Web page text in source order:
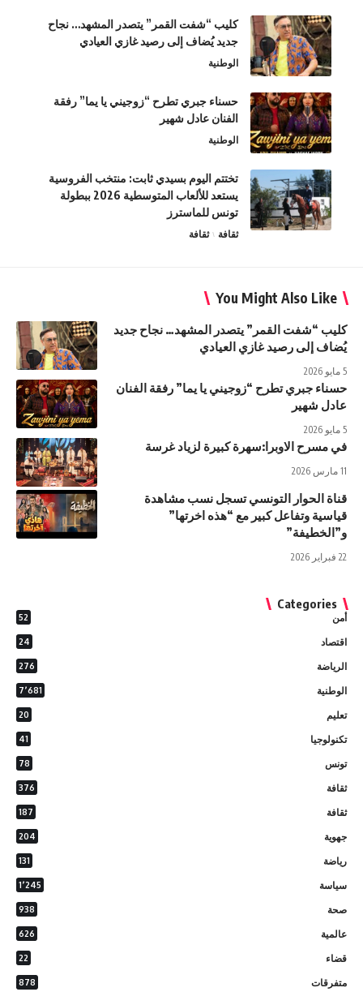
كليب “شفت القمر” يتصدر المشهد… نجاح
جديد يُضاف إلى رصيد غازي العيادي
الوطنية
حسناء جبري تطرح “زوجيني يا يما” رفقة
الفنان عادل شهير
الوطنية
تختتم اليوم بسيدي ثابت: منتخب الفروسية
يستعد للألعاب المتوسطية 2026 ببطولة
تونس للماسترز
ثقافة ثقافة
You Might Also Like
كليب “شفت القمر” يتصدر المشهد… نجاح جديد
يُضاف إلى رصيد غازي العيادي
حسناء جبري تطرح “زوجيني يا يما” رفقة الفنان
عادل شهير
في مسرح الاوبرا:سهرة كبيرة لزياد غرسة
قناة الحوار التونسي تسجل نسب مشاهدة
قياسية وتفاعل كبير مع “هذه اخرتها”
و”الخطيفة”
Categories
أمن 52
اقتصاد 24
الرياضة 276
الوطنية 7٬681
تعليم 20
تكنولوجيا 41
تونس 78
ثقافة 376
ثقافة 187
جهوية 204
رياضة 131
سياسة 1٬245
صحة 938
عالمية 626
قضاء 22
متفرقات 878